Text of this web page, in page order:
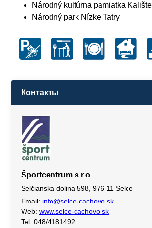
Národný kultúrna pamiatka Kalište
Národný park Nízke Tatry
Контакты
Športcentrum s.r.o.
Selčianska dolina 598, 976 11 Selce
Email: info@selce-cachovo.sk
Web: www.selce-cachovo.sk
Tel: 048/4181492